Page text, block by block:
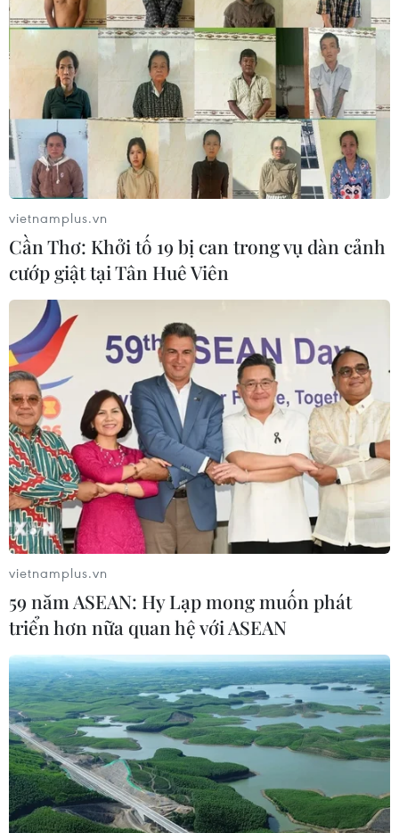
TIN CÙNG CHUYÊN MỤC
Giao tranh dữ dội ở miền Tây Libya,
nhiều tù nhân vượt ngục
05/08/2026 05:58
vietnamplus.vn
Cần Thơ: Khởi tố 19 bị can trong vụ dàn cảnh
cướp giật tại Tân Huê Viên
vietnamplus.vn
59 năm ASEAN: Hy Lạp mong muốn phát
triển hơn nữa quan hệ với ASEAN